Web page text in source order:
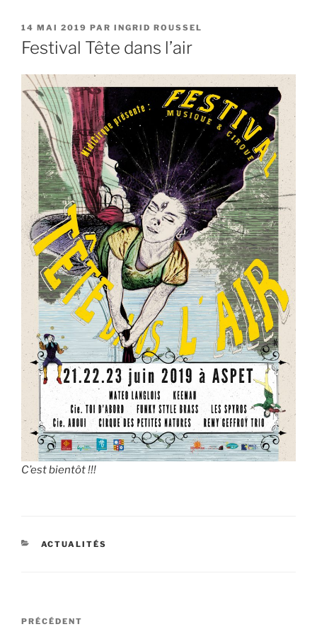
PUBLIÉ
LE
14 MAI 2019 PAR INGRID ROUSSEL
Festival Tête dans l’air
C’est bientôt !!!
CATÉGORIES
ACTUALITÉS
Navigation
Article
PRÉCÉDENT